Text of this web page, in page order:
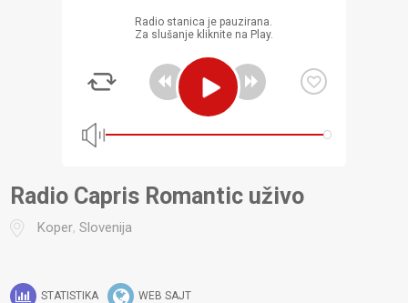
Radio stanica je pauzirana.
Za slušanje kliknite na Play.
Radio Capris Romantic uživo
Koper,Slovenija
STATISTIKA WEB SAJT